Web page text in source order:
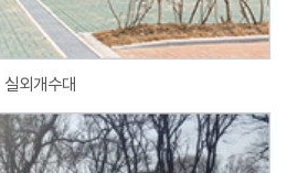
실외개수대